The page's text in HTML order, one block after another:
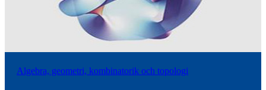
Algebra, geometri, kombinatorik och topologi